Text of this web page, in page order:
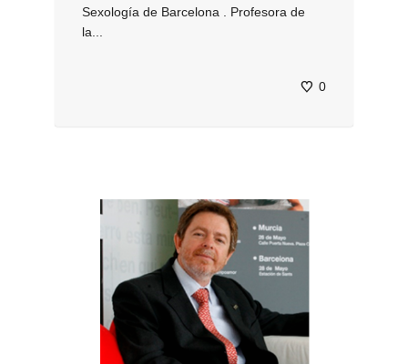
Sexología de Barcelona . Profesora de
la...
0